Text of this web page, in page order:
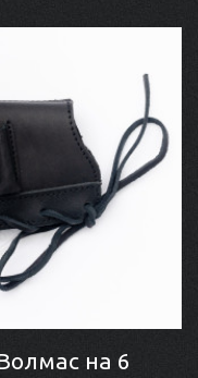
на 6